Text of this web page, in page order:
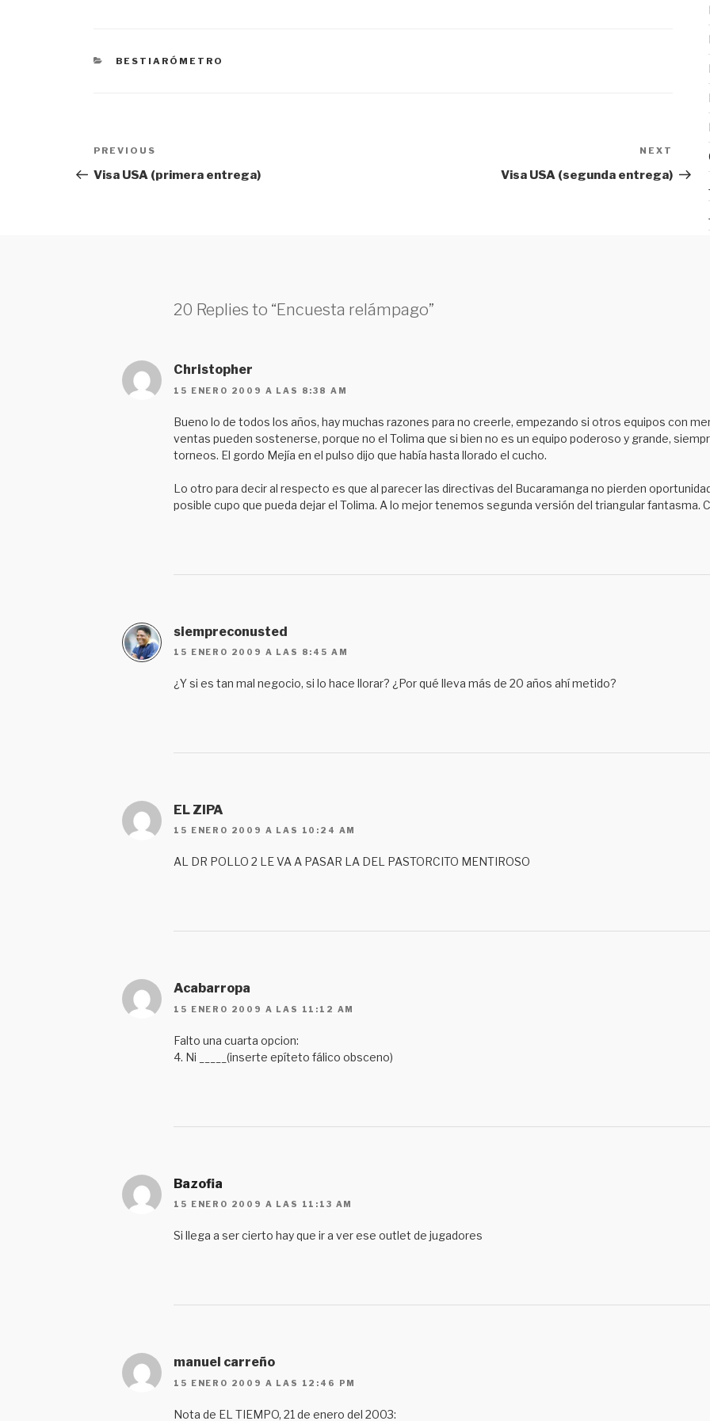
CATEGORÍAS
BESTIARÓMETRO
Navegación
de
Previous
Post
PREVIOUS
Visa USA (primera entrega)
Post
NEXT
Visa USA (segunda entrega)
20 Replies to “Encuesta relámpago”
Christopher
15 ENERO 2009 A LAS 8:38 AM
Bueno lo de todos los años, hay muchas razones para no creerle, empezando si otros equipos con
ventas pueden sostenerse, porque no el Tolima que si bien no es un equipo poderoso y grande,
torneos. El gordo Mejía en el pulso dijo que había hasta llorado el cucho.
Lo otro para decir al respecto es que al parecer las directivas del Bucaramanga no pierden
posible cupo que pueda dejar el Tolima. A lo mejor tenemos segunda versión del triangular fantasma.
siempreconusted
15 ENERO 2009 A LAS 8:45 AM
¿Y si es tan mal negocio, si lo hace llorar? ¿Por qué lleva más de 20 años ahí metido?
EL ZIPA
15 ENERO 2009 A LAS 10:24 AM
AL DR POLLO 2 LE VA A PASAR LA DEL PASTORCITO MENTIROSO
Acabarropa
15 ENERO 2009 A LAS 11:12 AM
Falto una cuarta opcion:
4. Ni _____(inserte epíteto fálico obsceno)
Bazofia
15 ENERO 2009 A LAS 11:13 AM
Si llega a ser cierto hay que ir a ver ese outlet de jugadores
manuel carreño
15 ENERO 2009 A LAS 12:46 PM
Nota de EL TIEMPO, 21 de enero del 2003: